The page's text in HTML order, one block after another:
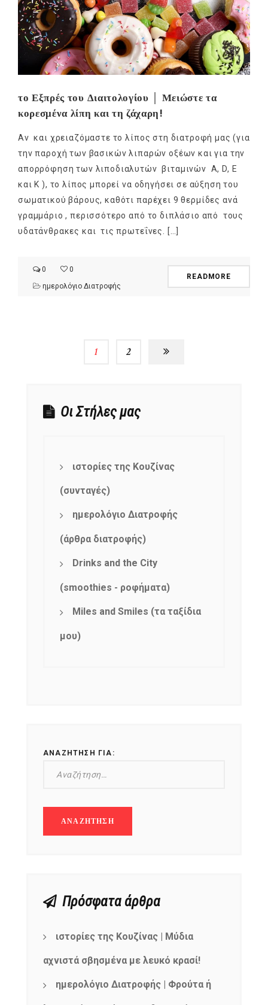
το Εξπρές του Διαιτολογίου │ Μειώστε τα
κορεσμένα λίπη και τη ζάχαρη!
Αν και χρειαζόμαστε το λίπος στη διατροφή μας (για
την παροχή των βασικών λιπαρών οξέων και για την
απορρόφηση των λιποδιαλυτών βιταμινών A, D, E
και Κ ), το λίπος μπορεί να οδηγήσει σε αύξηση του
σωματικού βάρους, καθότι παρέχει 9 θερμίδες ανά
γραμμάριο , περισσότερο από το διπλάσιο από τους
υδατάνθρακες και τις πρωτεΐνες. […]
0
0
ημερολόγιο Διατροφής
READMORE
1 2
Οι Στήλες μας
ιστορίες της Κουζίνας
(συνταγές)
ημερολόγιο Διατροφής
(άρθρα διατροφής)
Drinks and the City
(smoothies - ροφήματα)
Miles and Smiles (τα ταξίδια
μου)
ΑΝΑΖΉΤΗΣΗ ΓΙΑ:
Πρόσφατα άρθρα
ιστορίες της Κουζίνας | Μύδια
αχνιστά σβησμένα με λευκό κρασί!
ημερολόγιο Διατροφής | Φρούτα ή